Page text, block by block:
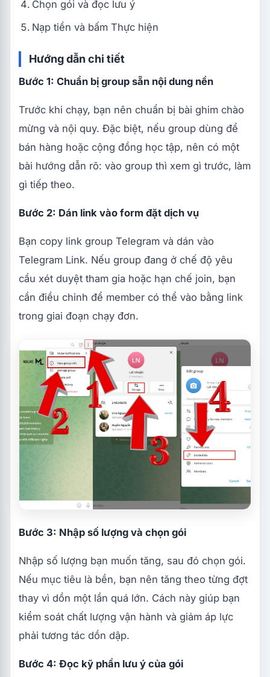
Chọn gói và đọc lưu ý
Nạp tiền và bấm Thực hiện
Hướng dẫn chi tiết
Bước 1: Chuẩn bị group sẵn nội dung nền
Trước khi chạy, bạn nên chuẩn bị bài ghim chào
mừng và nội quy. Đặc biệt, nếu group dùng để
bán hàng hoặc cộng đồng học tập, nên có một
bài hướng dẫn rõ: vào group thì xem gì trước, làm
gì tiếp theo.
Bước 2: Dán link vào form đặt dịch vụ
Bạn copy link group Telegram và dán vào
Telegram Link. Nếu group đang ở chế độ yêu
cầu xét duyệt tham gia hoặc hạn chế join, bạn
cần điều chỉnh để member có thể vào bằng link
trong giai đoạn chạy đơn.
Bước 3: Nhập số lượng và chọn gói
Nhập số lượng bạn muốn tăng, sau đó chọn gói.
Nếu mục tiêu là bền, bạn nên tăng theo từng đợt
thay vì dồn một lần quá lớn. Cách này giúp bạn
kiểm soát chất lượng vận hành và giảm áp lực
phải tương tác dồn dập.
Bước 4: Đọc kỹ phần lưu ý của gói